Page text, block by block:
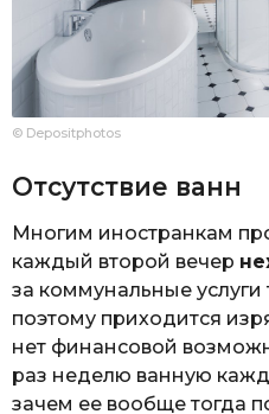
© Depositphotos
Отсутствие ванн
Многим иностранкам
каждый второй вечер
за коммунальные
поэтому приходится
нет финансовой
раз неделю ванную
зачем ее вообще тогда